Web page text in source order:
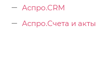
Аспро.CRM
Аспро.Счета и акты